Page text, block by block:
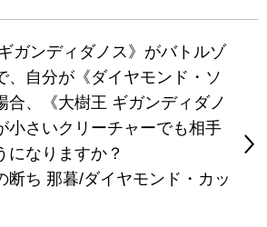
ガンディダノス》がバトルゾ
、自分が《ダイヤモンド・ソ
合、《大樹王 ギガンディダノ
小さいクリーチャーでも相手
になりますか？
断ち 那暮/ダイヤモンド・カッ